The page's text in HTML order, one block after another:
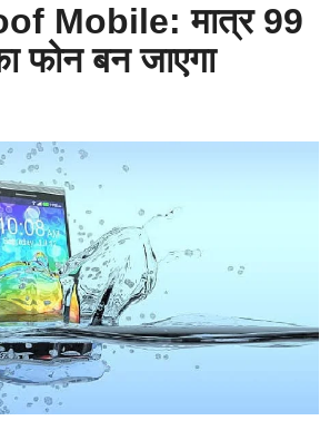
Mobile: मात्र 99
फोन बन जाएगा